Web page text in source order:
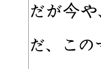
だが今
だ、この